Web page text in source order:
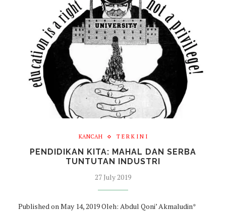
KANCAH T E R K I N I
PENDIDIKAN KITA: MAHAL DAN SERBA
TUNTUTAN INDUSTRI
27 July 2019
Published on May 14, 2019 Oleh: Abdul Qoni’ Akmaludin*